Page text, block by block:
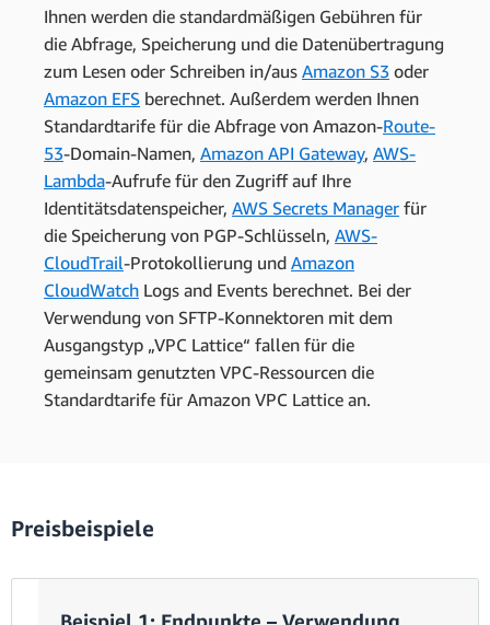
Ihnen werden die standardmäßigen Gebühren für
die Abfrage, Speicherung und die Datenübertragung
zum Lesen oder Schreiben in/aus Amazon S3 oder
Amazon EFS berechnet. Außerdem werden Ihnen
Standardtarife für die Abfrage von Amazon-Route-
53-Domain-Namen, Amazon API Gateway, AWS-
Lambda-Aufrufe für den Zugriff auf Ihre
Identitätsdatenspeicher, AWS Secrets Manager für
die Speicherung von PGP-Schlüsseln, AWS-
CloudTrail-Protokollierung und Amazon
CloudWatch Logs and Events berechnet. Bei der
Verwendung von SFTP-Konnektoren mit dem
Ausgangstyp „VPC Lattice“ fallen für die
gemeinsam genutzten VPC-Ressourcen die
Standardtarife für Amazon VPC Lattice an.
Preisbeispiele